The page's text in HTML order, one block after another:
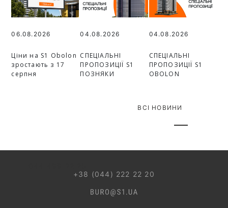
06.08.2026
Ціни на S1 Obolon
зростають з 17
серпня
04.08.2026
СПЕЦІАЛЬНІ
ПРОПОЗИЦІЇ S1
ПОЗНЯКИ
04.08.2026
СПЕЦІАЛЬНІ
ПРОПОЗИЦІЇ S1
OBOLON
ВСІ НОВИНИ
+38 (044) 222 22 20